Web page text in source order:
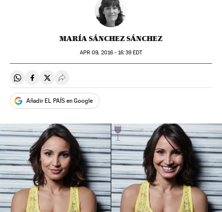
MARÍA SÁNCHEZ SÁNCHEZ
APR 09, 2016 - 16:39EDT
Compartir en Whatsapp
Compartir en Facebook
Compartir en Twitter
Desplegar Redes Sociales
Añadir EL PAÍS en Google